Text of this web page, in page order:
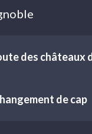
des châteaux
de cap